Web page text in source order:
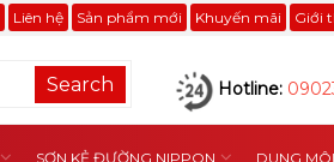
Liên hệ Sản phẩm mới Khuyến mãi Giới
Search Hotline:
SƠN KẺ ĐƯỜNG NIPPON DUNG